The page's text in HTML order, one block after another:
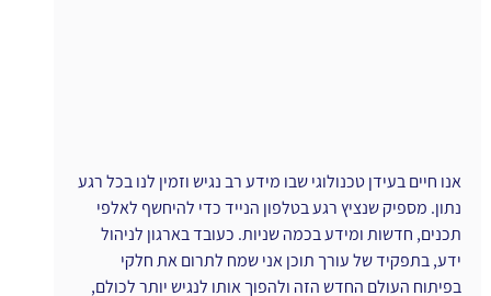
אנו חיים בעידן טכנולוגי שבו מידע רב נגיש וזמין לנו בכל רגע
נתון. מספיק שנציץ רגע בטלפון הנייד כדי להיחשף לאלפי
תכנים, חדשות ומידע בכמה שניות. כעובד בארגון לניהול
ידע, בתפקיד של עורך תוכן אני שמח לתרום את חלקי
בפיתוח העולם החדש הזה ולהפוך אותו לנגיש יותר לכולם,